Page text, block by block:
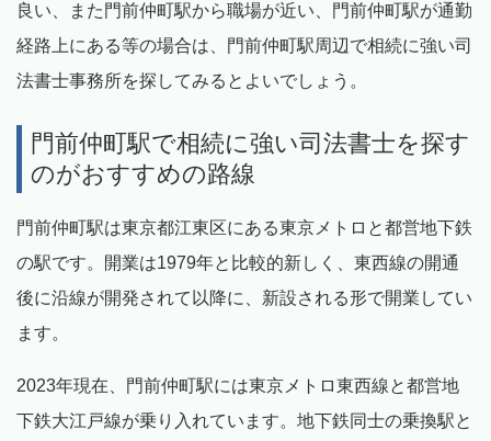
良い、また門前仲町駅から職場が近い、門前仲町駅が通勤
経路上にある等の場合は、門前仲町駅周辺で相続に強い司
法書士事務所を探してみるとよいでしょう。
門前仲町駅で相続に強い司法書士を探す
のがおすすめの路線
門前仲町駅は東京都江東区にある東京メトロと都営地下鉄
の駅です。開業は1979年と比較的新しく、東西線の開通
後に沿線が開発されて以降に、新設される形で開業してい
ます。
2023年現在、門前仲町駅には東京メトロ東西線と都営地
下鉄大江戸線が乗り入れています。地下鉄同士の乗換駅と